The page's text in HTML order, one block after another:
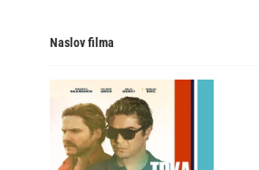
Naslov filma